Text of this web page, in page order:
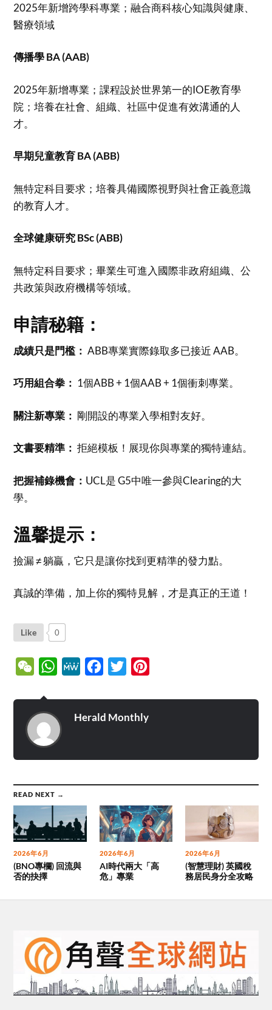
2025年新增跨學科專業；融合商科核心知識與健康、
醫療領域
傳播學 BA (AAB)
2025年新增專業；課程設於世界第一的IOE教育學
院；培養在社會、組織、社區中促進有效溝通的人
才。
早期兒童教育 BA (ABB)
無特定科目要求；培養具備國際視野與社會正義意識
的教育人才。
全球健康研究 BSc (ABB)
無特定科目要求；畢業生可進入國際非政府組織、公
共政策與政府機構等領域。
申請秘籍：
成績只是門檻： ABB專業實際錄取多已接近 AAB。
巧用組合拳： 1個ABB + 1個AAB + 1個衝刺專業。
關注新專業： 剛開設的專業入學相對友好。
文書要精準： 拒絕模板！展現你與專業的獨特連結。
把握補錄機會： UCL是 G5中唯一參與Clearing的大
學。
溫馨提示：
撿漏 ≠ 躺贏，它只是讓你找到更精準的發力點。
真誠的準備，加上你的獨特見解，才是真正的王道！
Like 0
WeChatWhatsApp
MeWe Facebook
Twitter
Herald Monthly
READ NEXT →
2026年6月
(BNO專欄) 回流與
否的抉擇
2026年6月
AI時代兩大「高
危」專業
2026年6月
(智慧理財) 英國稅
務居民身分全攻略